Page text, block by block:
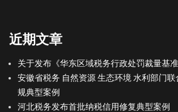
近期文章
关于发布《华东区域税务行政处罚裁量基
安徽省税务 自然资源 生态环境 水利部门
规典型案例
河北税务发布首批纳税信用修复典型案例